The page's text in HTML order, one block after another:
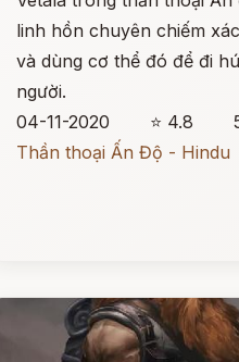
linh hồn chuyên chiếm
và dùng cơ thể đó để đi
người.
04-11-2020
⭐ 4.8
Thần thoại Ấn Độ - Hindu